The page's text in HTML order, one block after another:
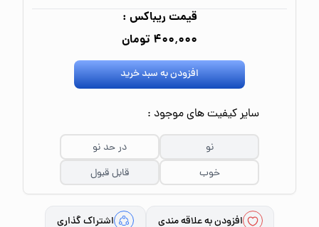
قیمت ریباکس :
۴۰۰٬۰۰۰ تومان
افزودن به سبد خرید
سایر کیفیت های موجود :
نو
در حد نو
خوب
قابل قبول
افزودن به علاقه مندی اشتراک گذاری